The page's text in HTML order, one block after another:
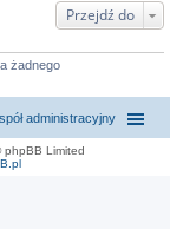
Przejdź do
żadnego
administracyjny
Limited